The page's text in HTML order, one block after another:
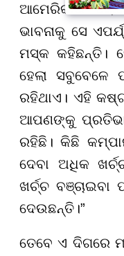
ଆମେରିକାର
ଭାବନାକୁ ସେ
ମସ୍କ କହିଛନ୍ତି।
ହେଲା ସବୁବେଳେ
ରହିଥାଏ। ଏହି
ଆପଣଙ୍କୁ
ରହିଛି। କିଛି
ଦେବା ଅଧିକ
ଖର୍ଚ୍ଚ
ଦେଉଛନ୍ତି।”
ତେବେ ଏ ଦିଗରେ